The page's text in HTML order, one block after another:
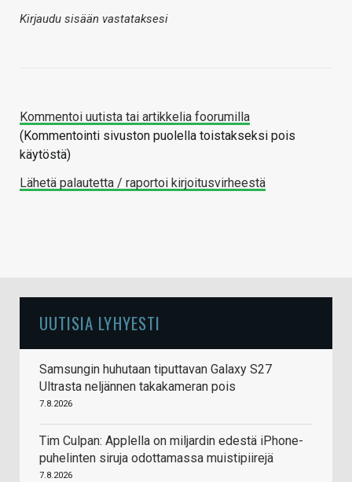
Kirjaudu sisään vastataksesi
Kommentoi uutista tai artikkelia foorumilla
(Kommentointi sivuston puolella toistakseksi pois
käytöstä)
Lähetä palautetta / raportoi kirjoitusvirheestä
UUTISIA LYHYESTI
Samsungin huhutaan tiputtavan Galaxy S27
Ultrasta neljännen takakameran pois
7.8.2026
Tim Culpan: Applella on miljardin edestä iPhone-
puhelinten siruja odottamassa muistipiirejä
7.8.2026